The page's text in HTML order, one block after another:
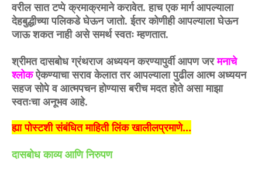
वरील सात टप्पे क्रमाक्रमाने करावेत. हाच एक मार्ग आपल्याला
देहबुद्धीच्या पलिकडे घेऊन जातो. ईतर कोणीही आपल्याला घेऊन
जाऊ शकत नाही असे समर्थ स्वतः म्हणतात.
श्रीमत दासबोध ग्रंथराज अध्ययन करण्यापुर्वी आपण जरमनाचे
श्लोकऐकण्याचा सराव केलात तर आपल्याला पुढील आत्म अध्ययन
सहज सोपे व आत्मपचन होण्यास बरीच मदत होते असा माझा
स्वतःचा अनूभव आहे.
ह्या पोस्टशी संबंधित माहिती लिंक खालीलप्रमाणे...
दासबोध काव्य आणि निरुपण